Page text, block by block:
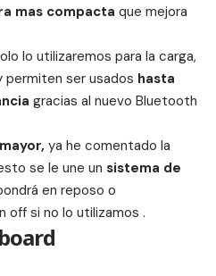
mas compacta que mejora
lo utilizaremos para la carga,
permiten ser usados hasta
gracias al nuevo Bluetooth
ya he comentado la
se le une un sistema de
en reposo o
off si no lo utilizamos .